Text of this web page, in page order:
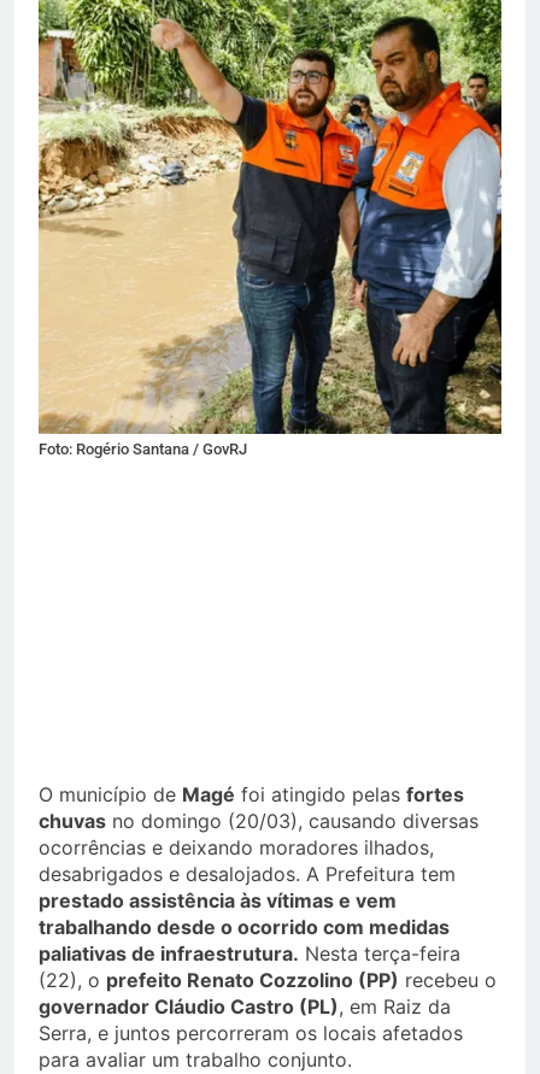
Foto: Rogério Santana / GovRJ
O município de Magé foi atingido pelas fortes
chuvas no domingo (20/03), causando diversas
ocorrências e deixando moradores ilhados,
desabrigados e desalojados. A Prefeitura tem
prestado assistência às vítimas e vem
trabalhando desde o ocorrido com medidas
paliativas de infraestrutura. Nesta terça-feira
(22), o prefeito Renato Cozzolino (PP) recebeu o
governador Cláudio Castro (PL), em Raiz da
Serra, e juntos percorreram os locais afetados
para avaliar um trabalho conjunto.